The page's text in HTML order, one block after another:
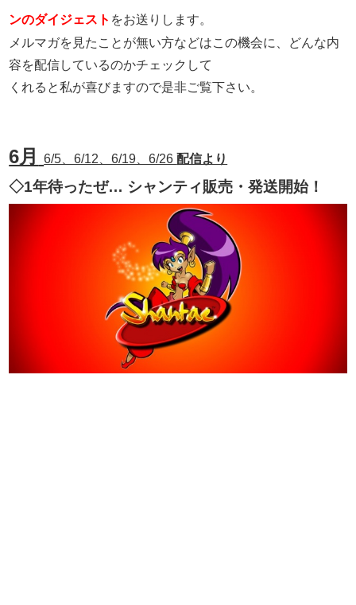
ンのダイジェスト をお送りします。
メルマガを見たことが無い方などはこの機会に、どんな内
容を配信しているのかチェックして
くれると私が喜びますので是非ご覧下さい。
6月 6/5、6/12、6/19、6/26配信より
◇1年待ったぜ… シャンティ販売・発送開始！